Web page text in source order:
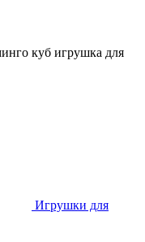
куб игрушка для
Игрушки для